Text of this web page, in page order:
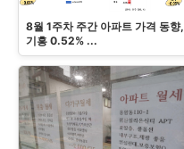
8월 1주차 주간 아파트 가격 동향,
기흥 0.52% ...